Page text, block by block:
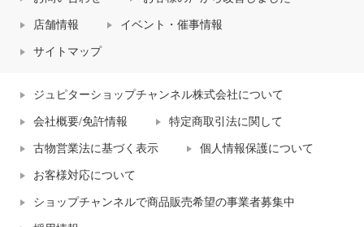
店舗情報 イベント・催事情報
サイトマップ
ジュピターショップチャンネル株式会社について
会社概要/免許情報 特定商取引法に関して
古物営業法に基づく表示 個人情報保護について
お客様対応について
ショップチャンネルで商品販売希望の事業者募集中